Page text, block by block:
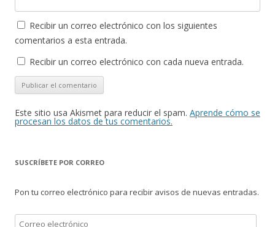
Recibir un correo electrónico con los siguientes
comentarios a esta entrada.
Recibir un correo electrónico con cada nueva entrada.
Este sitio usa Akismet para reducir el spam. Aprende cómo se
procesan los datos de tus comentarios.
SUSCRÍBETE POR CORREO
Pon tu correo electrónico para recibir avisos de nuevas entradas.
Correo